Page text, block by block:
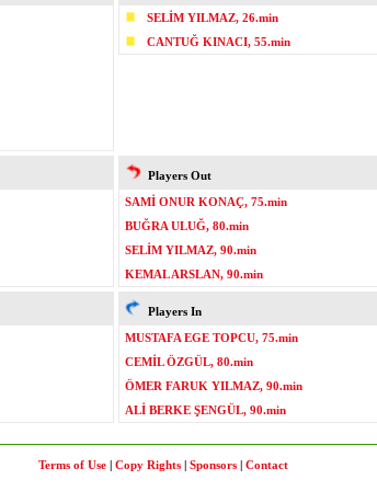
SELİM YILMAZ, 26.min
CANTUĞ KINACI, 55.min
Players Out
SAMİ ONUR KONAÇ, 75.min
BUĞRA ULUĞ, 80.min
SELİM YILMAZ, 90.min
KEMAL ARSLAN, 90.min
Players In
MUSTAFA EGE TOPCU, 75.min
CEMİL ÖZGÜL, 80.min
ÖMER FARUK YILMAZ, 90.min
ALİ BERKE ŞENGÜL, 90.min
Terms of Use | Copy Rights | Sponsors | Contact